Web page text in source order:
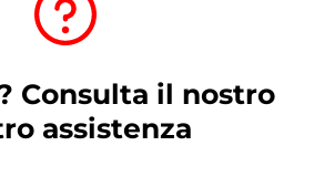
Consulta il nostro
assistenza